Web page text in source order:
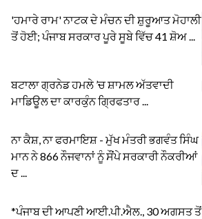
'ਹਮਾਰੇ ਰਾਮ' ਨਾਟਕ ਦੇ ਮੰਚਨ ਦੀ ਸ਼ੁਰੂਆਤ ਮੋਹਾਲੀ
ਤੋਂ ਹੋਈ; ਪੰਜਾਬ ਸਰਕਾਰ ਪੂਰੇ ਸੂਬੇ ਵਿੱਚ 41 ਸ਼ੋਅ ...
ਬਟਾਲਾ ਗ੍ਰਨੇਡ ਹਮਲੇ ’ਚ ਸ਼ਾਮਲ ਅੱਤਵਾਦੀ
ਮਾਡਿਊਲ ਦਾ ਕਾਰਕੁੰਨ ਗ੍ਰਿਫਤਾਰ ...
ਨਾ ਕੈਸ਼, ਨਾ ਫਰਮਾਇਸ਼ - ਮੁੱਖ ਮੰਤਰੀ ਭਗਵੰਤ ਸਿੰਘ
ਮਾਨ ਨੇ 866 ਨੌਜਵਾਨਾਂ ਨੂੰ ਸੌਂਪੇ ਸਰਕਾਰੀ ਨੌਕਰੀਆਂ
ਦ ...
*ਪੰਜਾਬ ਦੀ ਆਪਣੀ ਆਈ.ਪੀ.ਐਲ., 30 ਅਗਸਤ ਤੋਂ